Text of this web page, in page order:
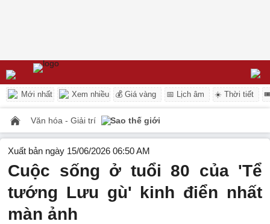
Mới nhất Xem nhiều 💰 Giá vàng 📅 Lịch âm ☀️ Thời tiết
Văn hóa - Giải trí Sao thế giới
Xuất bản ngày 15/06/2026 06:50 AM
Cuộc sống ở tuổi 80 của 'Tể
tướng Lưu gù' kinh điển nhất
màn ảnh